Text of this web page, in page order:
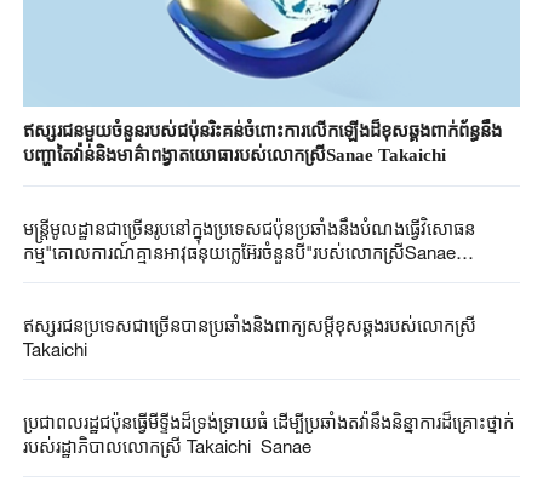
ឥស្សរជនមួយចំនួនរបស់ជប៉ុនរិះគន់ចំពោះការលើកឡើងដ៏ខុសឆ្គងពាក់ព័ន្ធនឹង
បញ្ហាតៃវ៉ាន់និងមាគ៌ាពង្វាតយោធារបស់លោកស្រីSanae Takaichi
មន្ត្រីមូលដ្ឋានជាច្រើនរូបនៅក្នុងប្រទេសជប៉ុនប្រឆាំងនឹងបំណងធ្វើវិសោធន
កម្ម"គោលការណ៍គ្មានអាវុធនុយក្លេអ៊ែរចំនួនបី"របស់លោកស្រីSanae
ឥស្សរជនប្រទេសជាច្រើនបានប្រឆាំងនិងពាក្យសម្តីខុសឆ្គងរបស់លោកស្រី
Takaichi
ប្រជាពលរដ្ឋជប៉ុនធ្វើមីទ្ទីងដ៏ទ្រង់ទ្រាយធំ ដើម្បីប្រឆាំងតវ៉ានឹងនិន្នាការដ៏គ្រោះថ្នាក់
របស់រដ្ឋាភិបាលលោកស្រី Takaichi Sanae